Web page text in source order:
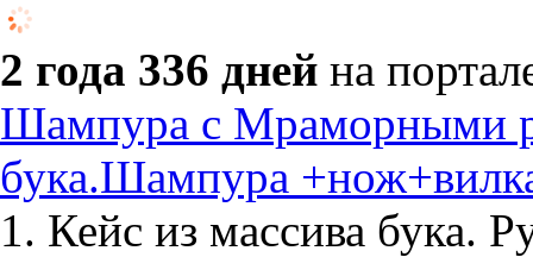
2 года 336 дней на
Шампура с Мраморными
бука.Шампура
1. Кейс из массива бука.